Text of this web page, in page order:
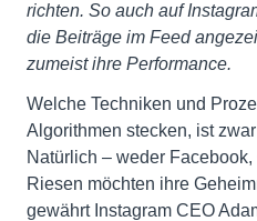
richten. So auch auf
die Beiträge im Feed
zumeist ihre Performance.
Welche Techniken und
Algorithmen stecken, ist
Natürlich – weder
Riesen möchten ihre
gewährt Instagram CEO